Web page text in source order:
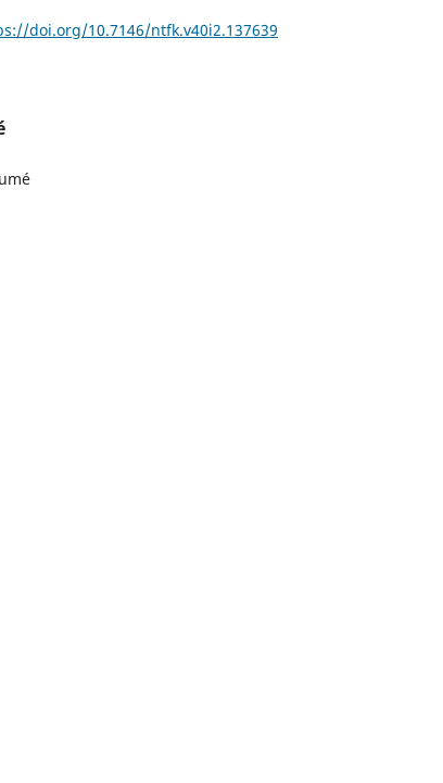
doi.org/10.7146/ntfk.v40i2.137639